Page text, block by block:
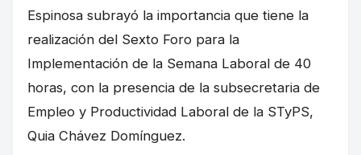
Espinosa subrayó la importancia que tiene la
realización del Sexto Foro para la
Implementación de la Semana Laboral de 40
horas, con la presencia de la subsecretaria de
Empleo y Productividad Laboral de la STyPS,
Quia Chávez Domínguez.